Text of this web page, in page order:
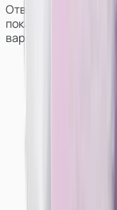
Ответим на
покажем работу и
вариантах
Как